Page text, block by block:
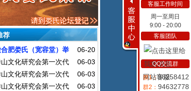
荐
06-20
肥娄氏（宽容堂）举
谱暨二修一周年纪念活动
06-03
山文化研究会第一次代
会盛况】（3）
06-03
山文化研究会第一次代
会盛况】（2）
06-03
山文化研究会第一次代
客服工作时间
周一至周日
9:00 - 20:00
客服团队
网站客服
QQ交流群
群1：96258412
群2： 94632778